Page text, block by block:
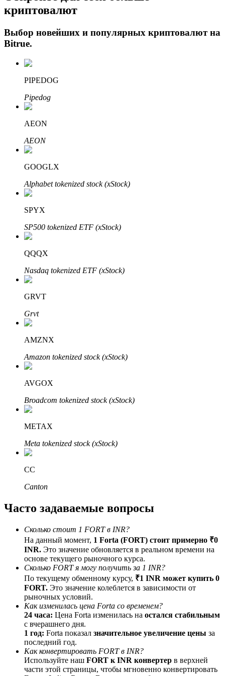
Авто Инвест
Узнайте о пассивном доходе
Bitrue
Bitrue Партнеры
Партнеры Bitrue
Реферал
Пригласите друга, чтобы получить денежные
вознаграждения
BTC Welcome Rewards
криптовалют
Выбор новейших и популярных криптовалют на
Bitrue.
PIPEDOG
Pipedog
AEON
AEON
GOOGLX
Alphabet tokenized stock (xStock)
SPYX
SP500 tokenized ETF (xStock)
QQQX
Nasdaq tokenized ETF (xStock)
GRVT
Grvt
AMZNX
Amazon tokenized stock (xStock)
AVGOX
Broadcom tokenized stock (xStock)
METAX
Meta tokenized stock (xStock)
CC
Canton
Часто задаваемые вопросы
Сколько стоит 1 FORT в INR?
На данный момент, 1 Forta (FORT) стоит примерно ₹0
INR. Это значение обновляется в реальном времени на
основе текущего рыночного курса.
Сколько FORT я могу получить за 1 INR?
По текущему обменному курсу, ₹1 INR может купить 0
FORT. Это значение колеблется в зависимости от
рыночных условий.
Как изменилась цена Forta со временем?
24 часа: Цена Forta изменилась на остался стабильным
с вчерашнего дня.
1 год: Forta показал значительное увеличение цены за
последний год.
Как конвертировать FORT в INR?
Используйте наш FORT к INR конвертер в верхней
части этой страницы, чтобы мгновенно конвертировать